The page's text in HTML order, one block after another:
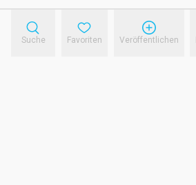
Suche Favoriten Veröffentlichen